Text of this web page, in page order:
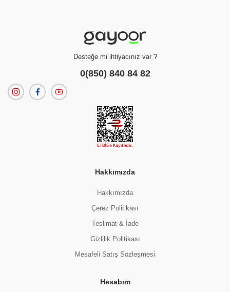
Desteğe mi ihtiyacınız var ?
0(850) 840 84 82
Hakkımızda
Hakkımızda
Çerez Politikası
Teslimat & İade
Gizlilik Politikası
Mesafeli Satış Sözleşmesi
Hesabım